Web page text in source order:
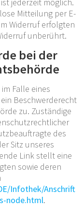
Mitteilung per E-
Widerruf erfolgten
unberührt.
bei der
Falle eines
Beschwerderecht
zu. Zuständige
des
Sitz unseres
Link stellt eine
sowie deren
Infothek/Anschrift
node.html.